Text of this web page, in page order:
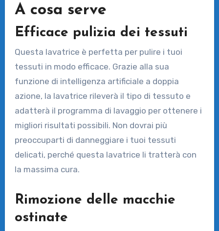
A cosa serve
Efficace pulizia dei tessuti
Questa lavatrice è perfetta per pulire i tuoi
tessuti in modo efficace. Grazie alla sua
funzione di intelligenza artificiale a doppia
azione, la lavatrice rileverà il tipo di tessuto e
adatterà il programma di lavaggio per ottenere i
migliori risultati possibili. Non dovrai più
preoccuparti di danneggiare i tuoi tessuti
delicati, perché questa lavatrice li tratterà con
la massima cura.
Rimozione delle macchie
ostinate